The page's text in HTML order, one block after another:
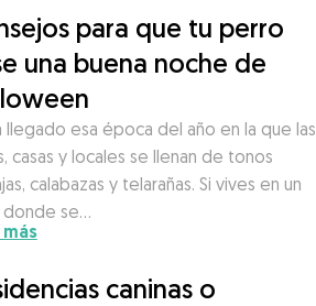
para que tu perro
una buena noche de
llegado esa época del año en la que las
casas y locales se llenan de tonos
calabazas y telarañas. Si vives en un
donde se…
caninas o